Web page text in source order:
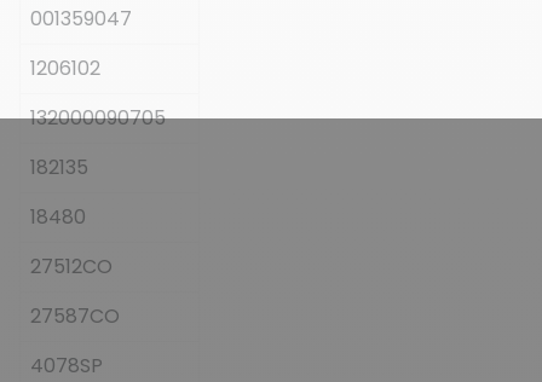
001359047
1206102
132000090705
182135
18480
27512CO
27587CO
4078SP